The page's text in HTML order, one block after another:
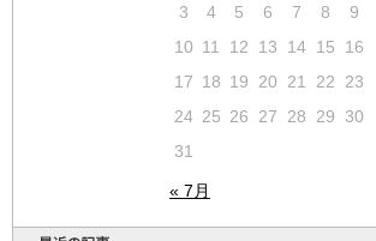
« 7月
3
4 5 6 7 8
9
10 11 12 13 14 15
16
17 18 19 20 21 22
23
24 25 26 27 28 29
30
31